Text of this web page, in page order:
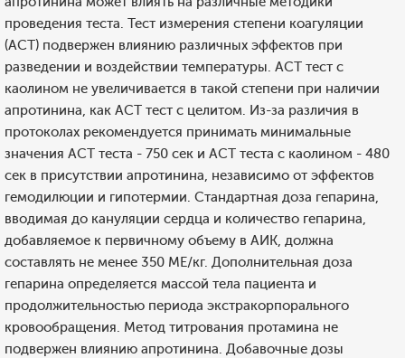
проведения теста. Тест измерения степени коагуляции
(ACT) подвержен влиянию различных эффектов при
разведении и воздействии температуры. ACT тест с
каолином не увеличивается в такой степени при наличии
апротинина, как ACT тест с целитом. Из-за различия в
протоколах рекомендуется принимать минимальные
значения ACT теста - 750 сек и ACT теста с каолином - 480
сек в присутствии апротинина, независимо от эффектов
гемодилюции и гипотермии. Стандартная доза гепарина,
вводимая до кануляции сердца и количество гепарина,
добавляемое к первичному объему в АИК, должна
составлять не менее 350 МЕ/кг. Дополнительная доза
гепарина определяется массой тела пациента и
продолжительностью периода экстракорпорального
кровообращения. Метод титрования протамина не
подвержен влиянию апротинина. Добавочные дозы